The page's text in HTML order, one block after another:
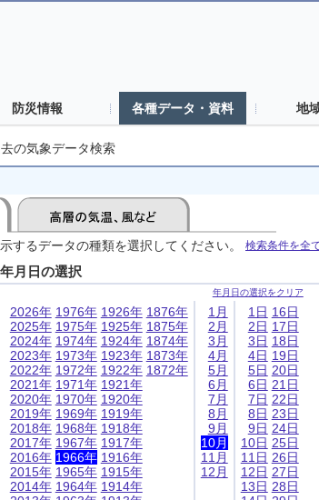
防災情報 各種データ・資料 地
の気象データ検索
するデータの種類を選択してください。 検索条件を全
年月日の選択
年月日の選択をクリア
2026年
2025年
2024年
2023年
2022年
2021年
2020年
2019年
2018年
2017年
2016年
2015年
2014年
1976年
1975年
1974年
1973年
1972年
1971年
1970年
1969年
1968年
1967年
1966年
1965年
1964年
1926年
1925年
1924年
1923年
1922年
1921年
1920年
1919年
1918年
1917年
1916年
1915年
1914年
1876年
1875年
1874年
1873年
1872年
1月
2月
3月
4月
5月
6月
7月
8月
9月
10月
11月
12月
1日
2日
3日
4日
5日
6日
7日
8日
9日
10日
11日
12日
13日
16日
17日
18日
19日
20日
21日
22日
23日
24日
25日
26日
27日
28日